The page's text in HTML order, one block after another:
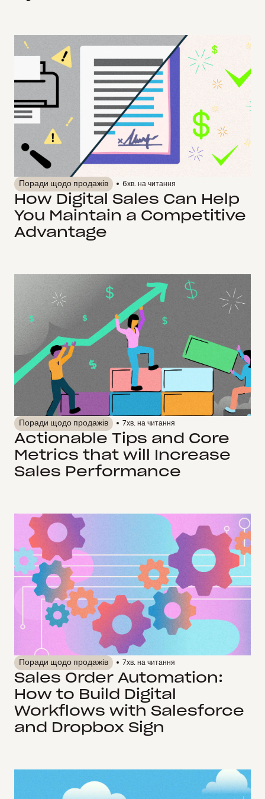
Поради щодо продажів 6хв. на читання
How Digital Sales Can Help
You Maintain a Competitive
Advantage
Поради щодо продажів 7хв. на читання
Actionable Tips and Core
Metrics that will Increase
Sales Performance
Поради щодо продажів 7хв. на читання
Sales Order Automation:
How to Build Digital
Workflows with Salesforce
and Dropbox Sign